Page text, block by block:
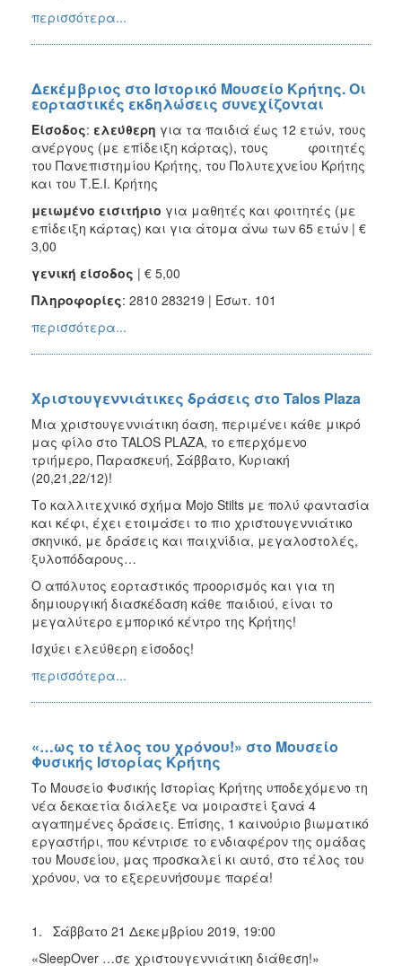
περισσότερα...
Δεκέμβριος στο Ιστορικό Μουσείο Κρήτης. Οι
εορταστικές εκδηλώσεις συνεχίζονται
Είσοδος: ελεύθερη για τα παιδιά έως 12 ετών, τους
ανέργους (με επίδειξη κάρτας), τους φοιτητές
του Πανεπιστημίου Κρήτης, του Πολυτεχνείου Κρήτης
και του Τ.Ε.Ι. Κρήτης
μειωμένο εισιτήριο για μαθητές και φοιτητές (με
επίδειξη κάρτας) και για άτομα άνω των 65 ετών | €
3,00
γενική είσοδος | € 5,00
Πληροφορίες: 2810 283219 | Εσωτ. 101
περισσότερα...
Χριστουγεννιάτικες δράσεις στο Talos Plaza
Μια χριστουγεννιάτικη όαση, περιμένει κάθε μικρό
μας φίλο στο TALOS PLAZA, το επερχόμενο
τριήμερο, Παρασκευή, Σάββατο, Κυριακή
(20,21,22/12)!
Το καλλιτεχνικό σχήμα Mojo Stilts με πολύ φαντασία
και κέφι, έχει ετοιμάσει το πιο χριστουγεννιάτικο
σκηνικό, με δράσεις και παιχνίδια, μεγαλοστολές,
ξυλοπόδαρους…
Ο απόλυτος εορταστικός προορισμός και για τη
δημιουργική διασκέδαση κάθε παιδιού, είναι το
μεγαλύτερο εμπορικό κέντρο της Κρήτης!
Ισχύει ελεύθερη είσοδος!
περισσότερα...
«…ως το τέλος του χρόνου!» στο Μουσείο
Φυσικής Ιστορίας Κρήτης
Το Μουσείο Φυσικής Ιστορίας Κρήτης υποδεχόμενο τη
νέα δεκαετία διάλεξε να μοιραστεί ξανά 4
αγαπημένες δράσεις. Επίσης, 1 καινούριο βιωματικό
εργαστήρι, που κέντρισε το ενδιαφέρον της ομάδας
του Μουσείου, μας προσκαλεί κι αυτό, στο τέλος του
χρόνου, να το εξερευνήσουμε παρέα!
1. Σάββατο 21 Δεκεμβρίου 2019, 19:00
«SleepOver …σε χριστουγεννιάτικη διάθεση!»